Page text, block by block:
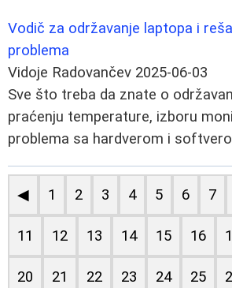
Vodič za održavanje laptopa i
problema
Vidoje Radovančev 2025-06-03
Sve što treba da znate o
praćenju temperature, izboru
problema sa hardverom i
◀ 1 2 3 4 5 6 7
11 12 13 14 15 16
20 21 22 23 24 25